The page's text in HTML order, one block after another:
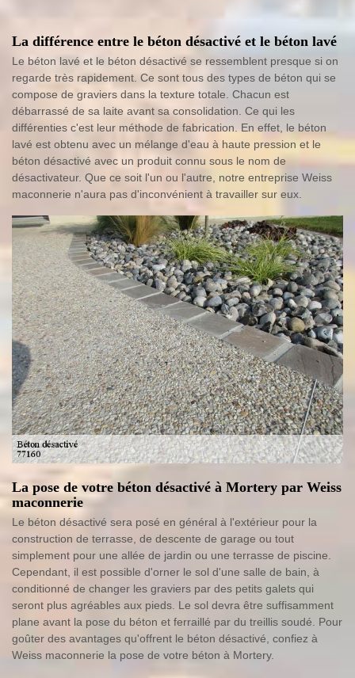
La différence entre le béton désactivé et le béton lavé
Le béton lavé et le béton désactivé se ressemblent presque si on
regarde très rapidement. Ce sont tous des types de béton qui se
compose de graviers dans la texture totale. Chacun est
débarrassé de sa laite avant sa consolidation. Ce qui les
différenties c'est leur méthode de fabrication. En effet, le béton
lavé est obtenu avec un mélange d'eau à haute pression et le
béton désactivé avec un produit connu sous le nom de
désactivateur. Que ce soit l'un ou l'autre, notre entreprise Weiss
maconnerie n'aura pas d'inconvénient à travailler sur eux.
La pose de votre béton désactivé à Mortery par Weiss
maconnerie
Le béton désactivé sera posé en général à l'extérieur pour la
construction de terrasse, de descente de garage ou tout
simplement pour une allée de jardin ou une terrasse de piscine.
Cependant, il est possible d'orner le sol d'une salle de bain, à
conditionné de changer les graviers par des petits galets qui
seront plus agréables aux pieds. Le sol devra être suffisamment
plane avant la pose du béton et ferraillé par du treillis soudé. Pour
goûter des avantages qu'offrent le béton désactivé, confiez à
Weiss maconnerie la pose de votre béton à Mortery.